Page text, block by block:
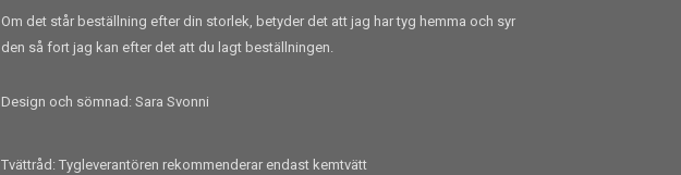
Om det står beställning efter din storlek, betyder det att jag har tyg hemma och syr
den så fort jag kan efter det att du lagt beställningen.
Design och sömnad: Sara Svonni
Tvättråd: Tygleverantören rekommenderar endast kemtvätt